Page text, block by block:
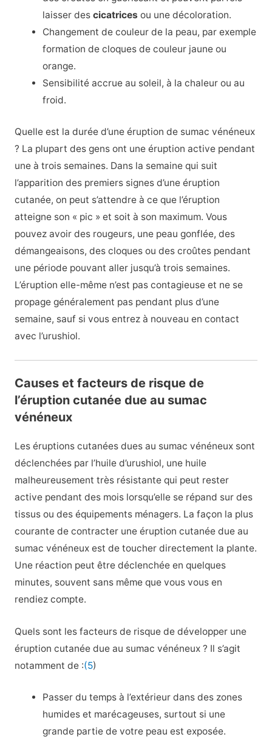
laisser descicatrices ou une décoloration.
Changement de couleur de la peau, par exemple
formation de cloques de couleur jaune ou
orange.
Sensibilité accrue au soleil, à la chaleur ou au
froid.
Quelle est la durée d’une éruption de sumac vénéneux
? La plupart des gens ont une éruption active pendant
une à trois semaines. Dans la semaine qui suit
l’apparition des premiers signes d’une éruption
cutanée, on peut s’attendre à ce que l’éruption
atteigne son « pic » et soit à son maximum. Vous
pouvez avoir des rougeurs, une peau gonflée, des
démangeaisons, des cloques ou des croûtes pendant
une période pouvant aller jusqu’à trois semaines.
L’éruption elle-même n’est pas contagieuse et ne se
propage généralement pas pendant plus d’une
semaine, sauf si vous entrez à nouveau en contact
avec l’urushiol.
Causes et facteurs de risque de
l’éruption cutanée due au sumac
vénéneux
Les éruptions cutanées dues au sumac vénéneux sont
déclenchées par l’huile d’urushiol, une huile
malheureusement très résistante qui peut rester
active pendant des mois lorsqu’elle se répand sur des
tissus ou des équipements ménagers. La façon la plus
courante de contracter une éruption cutanée due au
sumac vénéneux est de toucher directement la plante.
Une réaction peut être déclenchée en quelques
minutes, souvent sans même que vous vous en
rendiez compte.
Quels sont les facteurs de risque de développer une
éruption cutanée due au sumac vénéneux ? Il s’agit
notamment de :(5)
Passer du temps à l’extérieur dans des zones
humides et marécageuses, surtout si une
grande partie de votre peau est exposée.